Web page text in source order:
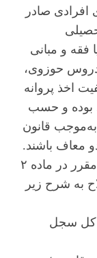
افرادی صادر
و مبانی
دروس حوزوی،
ماده ۲ قانون کیفیت اخذ پروانه
استقلال بوده و حسب
به‌موجب قانون
معاف باشند.
ماده ۴۷- کانون به‌منظور احراز شرایط مقرر در ماده ۲
به شرح زیر
کل سجل